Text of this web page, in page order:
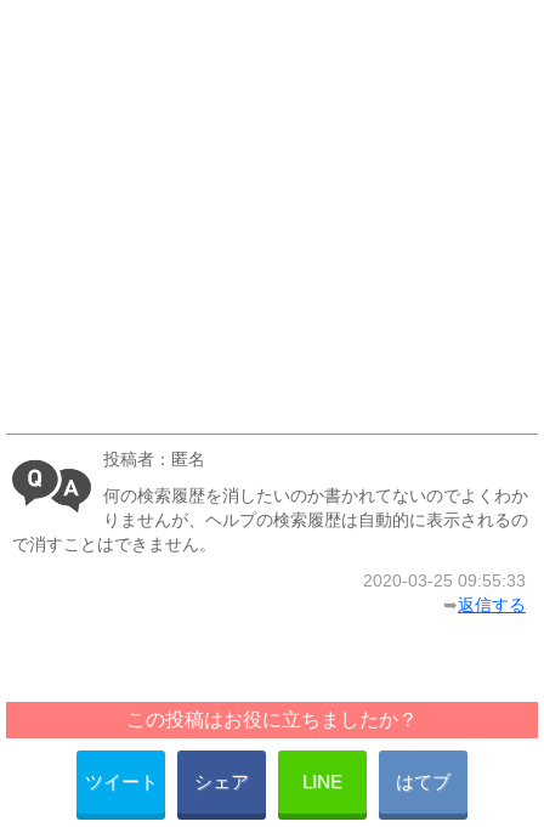
投稿者：匿名
何の検索履歴を消したいのか書かれてないのでよくわか
りませんが、ヘルプの検索履歴は自動的に表示されるの
で消すことはできません。
2020-03-25 09:55:33
➥返信する
この投稿はお役に立ちましたか？
ツイート シェア LINE はてブ